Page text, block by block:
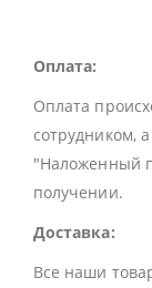
Оплата:
Оплата
сотрудником,
"Наложенный
получении.
Доставка:
Все наши